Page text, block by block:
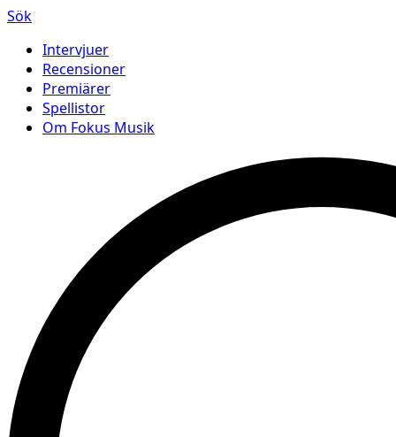
Sök
Intervjuer
Recensioner
Premiärer
Spellistor
Om Fokus Musik